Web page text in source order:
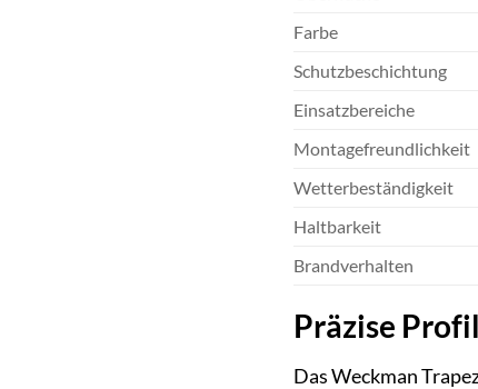
Farbe
Schutzbeschichtung
Einsatzbereiche
Montagefreundlichkeit
Wetterbeständigkeit
Haltbarkeit
Brandverhalten
Präzise
Das Weckman